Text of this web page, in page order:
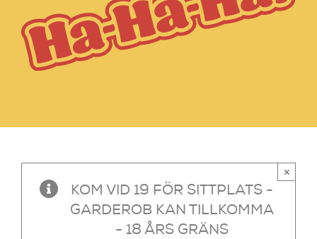
KOM VID 19 FÖR SITTPLATS -
GARDEROB KAN TILLKOMMA
- 18 ÅRS GRÄNS
×